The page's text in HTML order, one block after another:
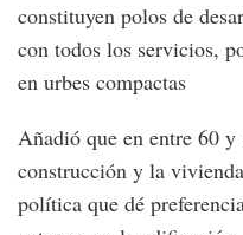
constituyen polos de
con todos los servicios,
en urbes compactas
Añadió que en entre 60
construcción y la
política que dé